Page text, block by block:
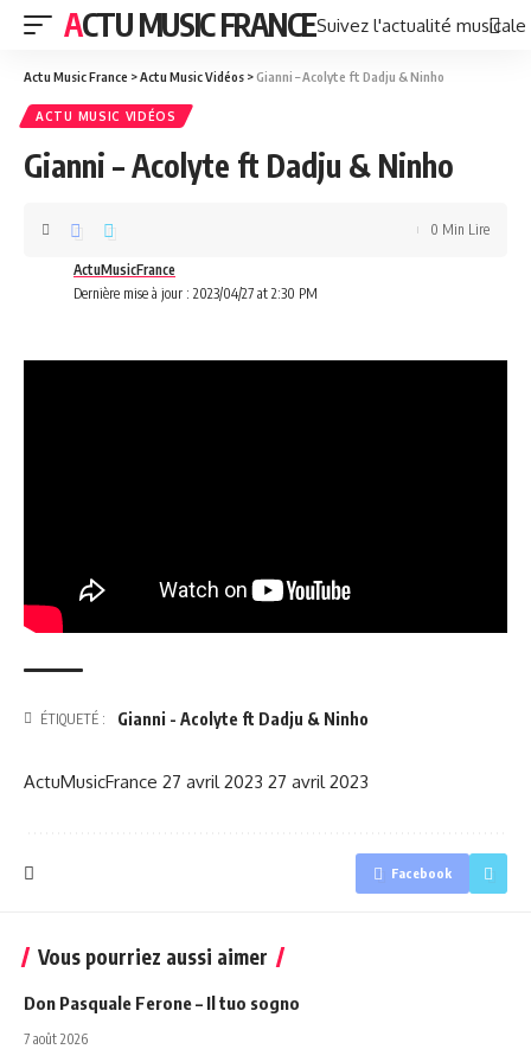
ACTU MUSIC FRANCESuivez l'actualité
Actu Music France >Actu Music Vidéos >Gianni – Acolyte ft Dadju & Ninho
ACTU MUSIC VIDÉOS
Gianni – Acolyte ft Dadju & Ninho
Dernière mise à jour : 2023/04/27 at 2:30 PM
ActuMusicFrance
0 Min Lire
ÉTIQUETÉ : Gianni - Acolyte ft Dadju & Ninho
ActuMusicFrance 27 avril 2023 27 avril 2023
Facebook
Vous pourriez aussi aimer
Don Pasquale Ferone – Il tuo sogno
7 août 2026